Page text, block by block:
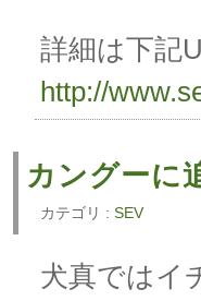
詳細は下記
http://
カングーに
カテゴリ : SEV
犬真ではイ